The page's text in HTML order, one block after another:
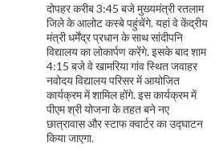
दोपहर करीब 3:45 बजे मुख्यमंत्री रतलाम
जिले के आलोट कस्बे पहुंचेंगे. यहां वे केंद्रीय
मंत्री धर्मेंद्र प्रधान के साथ सांदीपनि
विद्यालय का लोकार्पण करेंगे. इसके बाद शाम
4:15 बजे वे खामरिया गांव स्थित जवाहर
नवोदय विद्यालय परिसर में आयोजित
कार्यक्रम में शामिल होंगे. इस कार्यक्रम में
पीएम श्री योजना के तहत बने नए
छात्रावास और स्टाफ क्वार्टर का उद्घाटन
किया जाएगा.